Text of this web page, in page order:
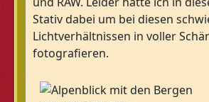
Stativ dabei um bei diesen
Lichtverhältnissen in voller
fotografieren.